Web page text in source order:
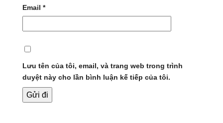
Email *
Lưu tên của tôi, email, và trang web trong trình
duyệt này cho lần bình luận kế tiếp của tôi.